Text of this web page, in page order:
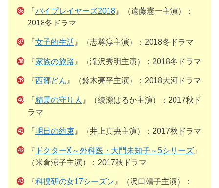
『バイプレイヤーズ2018』（遠藤憲一主演）：
2018冬ドラマ
『女子的生活』（志尊淳主演）：2018冬ドラマ
『家族の旅路 』（滝沢秀明主演）：2018冬ドラマ
『西郷どん 』（鈴木亮平主演）：2018大河ドラマ
『精霊の守り人 』（綾瀬はるか主演）：2017秋ド
ラマ
『明日の約束 』（井上真央主演）：2017秋ドラマ
『 ドクターX～外科医・大門未知子～5シリーズ』
（米倉涼子主演）：2017秋ドラマ
『科捜研の女17シーズン 』（沢口靖子主演）：